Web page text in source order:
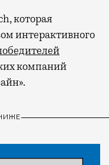
интерактивного
компаний